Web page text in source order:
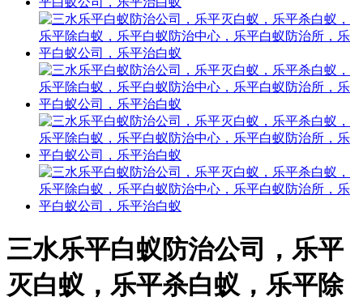
三水乐平白蚁防治公司，乐平
灭白蚁，乐平杀白蚁，乐平除